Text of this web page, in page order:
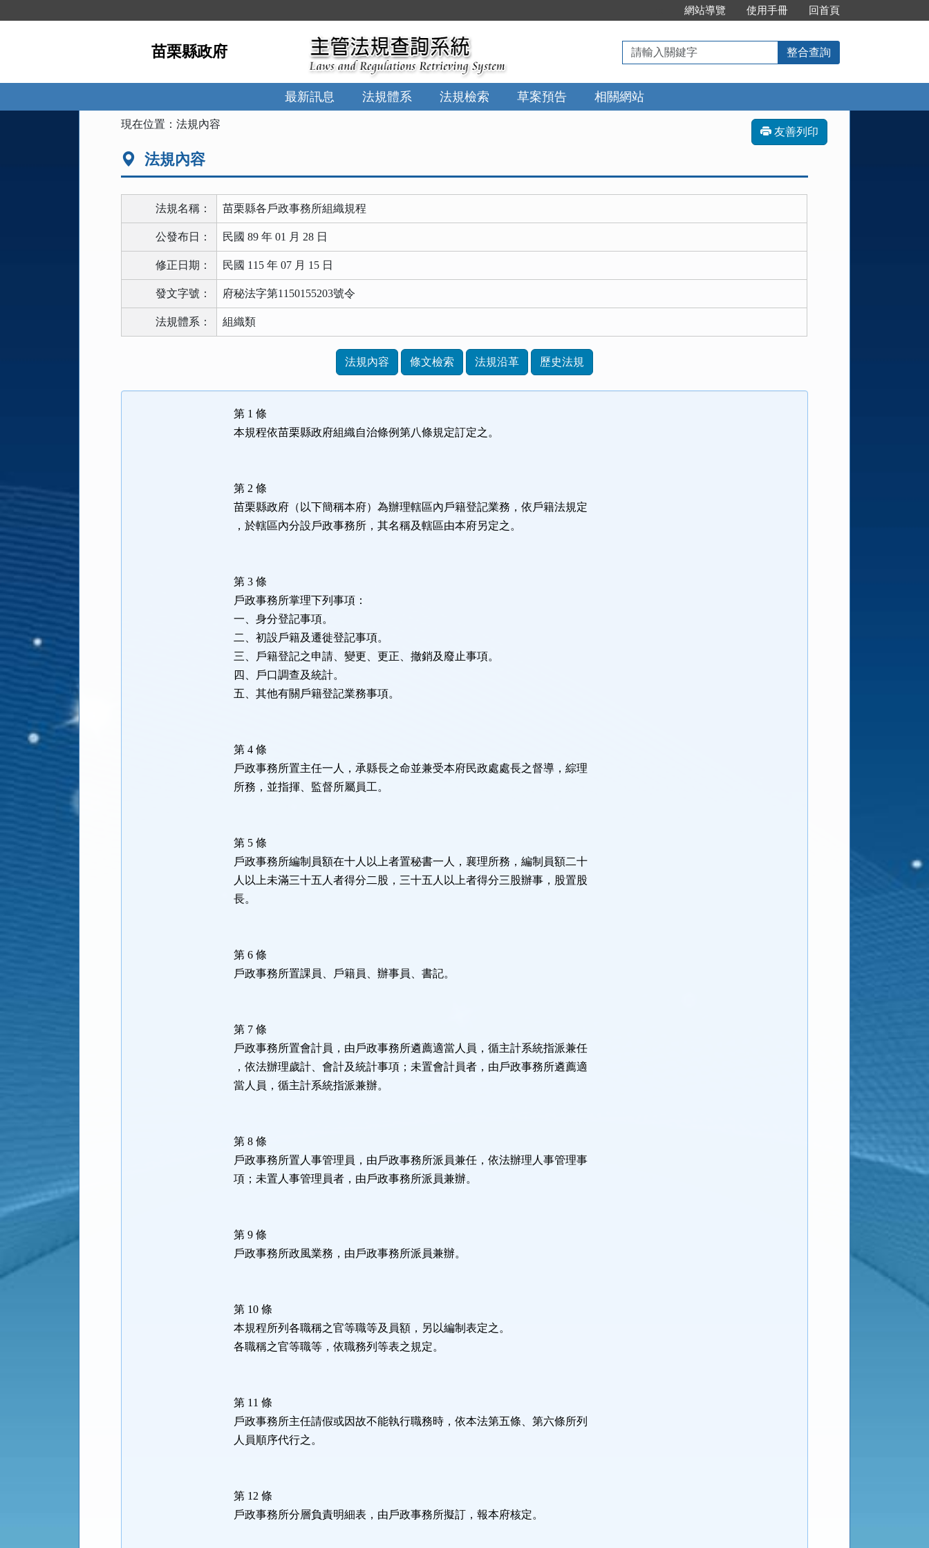
到
網站導覽 使用手冊 回首頁
苗栗縣政府
請
輸
入
關
鍵
整合查詢
最新訊息 法規體系 法規檢索 草案預告 相關網站
現在位置：法規內容
友善列印
法規內容
法規名稱： 苗栗縣各戶政事務所組織規程
公發布日： 民國 89 年 01 月 28 日
修正日期： 民國 115 年 07 月 15 日
發文字號： 府秘法字第1150155203號令
法規體系： 組織類
功
法規內容 條文檢索 法規沿革 歷史法規
第 1 條
本規程依苗栗縣政府組織自治條例第八條規定訂定之。
第 2 條
苗栗縣政府（以下簡稱本府）為辦理轄區內戶籍登記業務，依戶籍法規定
，於轄區內分設戶政事務所，其名稱及轄區由本府另定之。
第 3 條
戶政事務所掌理下列事項：
一、身分登記事項。
二、初設戶籍及遷徙登記事項。
三、戶籍登記之申請、變更、更正、撤銷及廢止事項。
四、戶口調查及統計。
五、其他有關戶籍登記業務事項。
第 4 條
戶政事務所置主任一人，承縣長之命並兼受本府民政處處長之督導，綜理
所務，並指揮、監督所屬員工。
第 5 條
戶政事務所編制員額在十人以上者置秘書一人，襄理所務，編制員額二十
人以上未滿三十五人者得分二股，三十五人以上者得分三股辦事，股置股
長。
第 6 條
戶政事務所置課員、戶籍員、辦事員、書記。
第 7 條
戶政事務所置會計員，由戶政事務所遴薦適當人員，循主計系統指派兼任
，依法辦理歲計、會計及統計事項；未置會計員者，由戶政事務所遴薦適
當人員，循主計系統指派兼辦。
第 8 條
戶政事務所置人事管理員，由戶政事務所派員兼任，依法辦理人事管理事
項；未置人事管理員者，由戶政事務所派員兼辦。
第 9 條
戶政事務所政風業務，由戶政事務所派員兼辦。
第 10 條
本規程所列各職稱之官等職等及員額，另以編制表定之。
各職稱之官等職等，依職務列等表之規定。
第 11 條
戶政事務所主任請假或因故不能執行職務時，依本法第五條、第六條所列
人員順序代行之。
第 12 條
戶政事務所分層負責明細表，由戶政事務所擬訂，報本府核定。